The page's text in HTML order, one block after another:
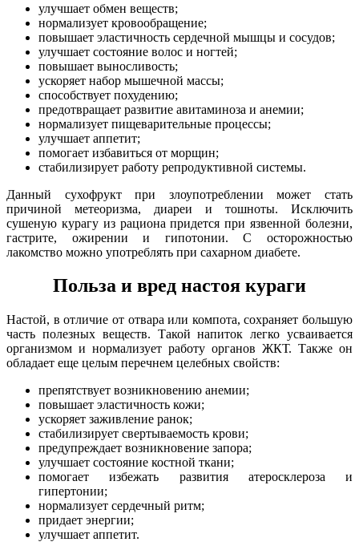
улучшает обмен веществ;
нормализует кровообращение;
повышает эластичность сердечной мышцы и сосудов;
улучшает состояние волос и ногтей;
повышает выносливость;
ускоряет набор мышечной массы;
способствует похудению;
предотвращает развитие авитаминоза и анемии;
нормализует пищеварительные процессы;
улучшает аппетит;
помогает избавиться от морщин;
стабилизирует работу репродуктивной системы.
Данный сухофрукт при злоупотреблении может стать
причиной метеоризма, диареи и тошноты. Исключить
сушеную курагу из рациона придется при язвенной болезни,
гастрите, ожирении и гипотонии. С осторожностью
лакомство можно употреблять при сахарном диабете.
Польза и вред настоя кураги
Настой, в отличие от отвара или компота, сохраняет большую
часть полезных веществ. Такой напиток легко усваивается
организмом и нормализует работу органов ЖКТ. Также он
обладает еще целым перечнем целебных свойств:
препятствует возникновению анемии;
повышает эластичность кожи;
ускоряет заживление ранок;
стабилизирует свертываемость крови;
предупреждает возникновение запора;
улучшает состояние костной ткани;
помогает избежать развития атеросклероза и
гипертонии;
нормализует сердечный ритм;
придает энергии;
улучшает аппетит.